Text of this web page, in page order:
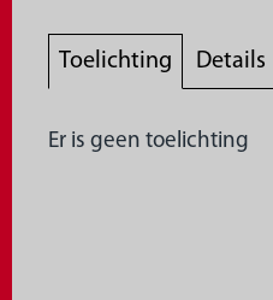
Toelichting Details
Er is geen toelichting